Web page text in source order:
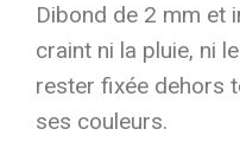
Dibond de 2 mm et
craint ni la pluie, ni
rester fixée dehors
ses couleurs.